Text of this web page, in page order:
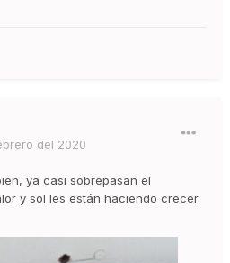
del 2020
ya casi sobrepasan el
y sol les están haciendo crecer